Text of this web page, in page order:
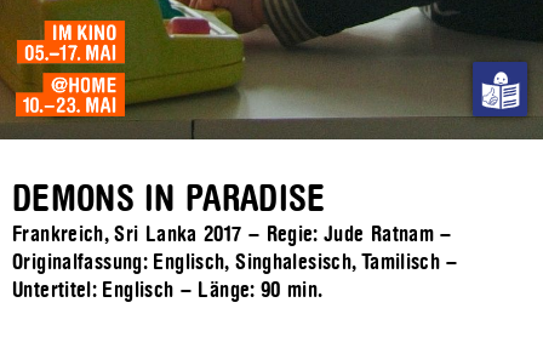
DEMONS IN PARADISE
Frankreich, Sri Lanka 2017 – Regie: Jude Ratnam –
Originalfassung: Englisch, Singhalesisch, Tamilisch –
Untertitel: Englisch – Länge:90 min.